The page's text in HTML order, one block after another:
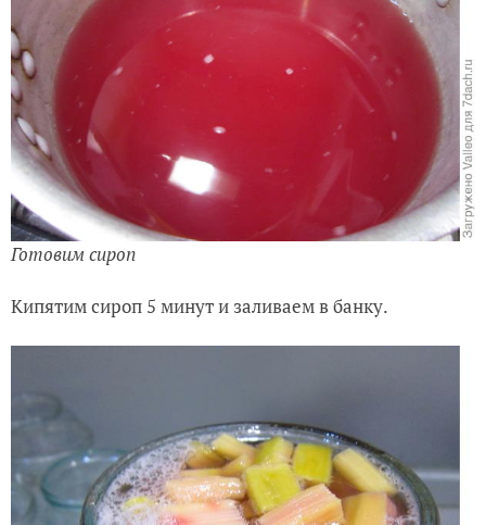
Готовим сироп
Кипятим сироп 5 минут и заливаем в банку.